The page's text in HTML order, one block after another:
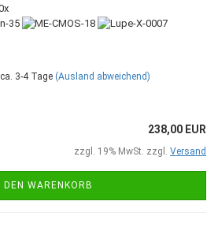
ca. 3-4 Tage (Ausland abweichend)
238,00 EUR
zzgl. 19% MwSt. zzgl. Versand
DEN WARENKORB